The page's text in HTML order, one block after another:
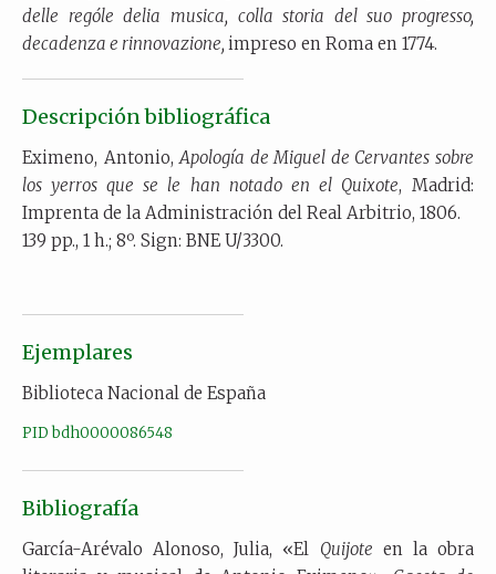
delle rególe delia musica, colla storia del suo progresso,
decadenza e rinnovazione, impreso en Roma en 1774.
Descripción bibliográfica
Eximeno, Antonio,Apología de Miguel de Cervantes sobre
los yerros que se le han notado en el Quixote, Madrid:
Imprenta de la Administración del Real Arbitrio, 1806.
139 pp., 1 h.; 8º. Sign: BNE U/3300.
Ejemplares
Biblioteca Nacional de España
PID bdh0000086548
Bibliografía
García-Arévalo Alonoso, Julia, «El Quijote en la obra